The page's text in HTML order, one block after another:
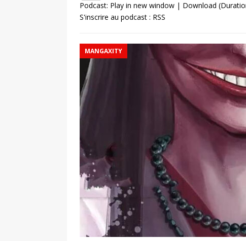
Podcast: Play in new window | Download
S'inscrire au podcast : RSS
MANGAXITY